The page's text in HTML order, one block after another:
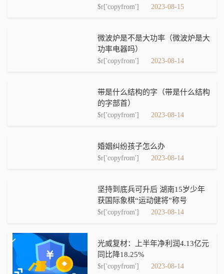
$r['copyfrom'] 2023-08-15
微波炉是不是大功率（微波炉是大
功率电器吗）
$r['copyfrom'] 2023-08-14
带是什么结构的字（带是什么结构
的字部首）
$r['copyfrom'] 2023-08-14
婚姻纠纷孩子怎么办
$r['copyfrom'] 2023-08-14
坚持到底兵可升后 湖南15岁少年
获国际象棋“运动健将”称号
$r['copyfrom'] 2023-08-14
光威复材：上半年净利润4.13亿元
同比降18.25%
$r['copyfrom'] 2023-08-14